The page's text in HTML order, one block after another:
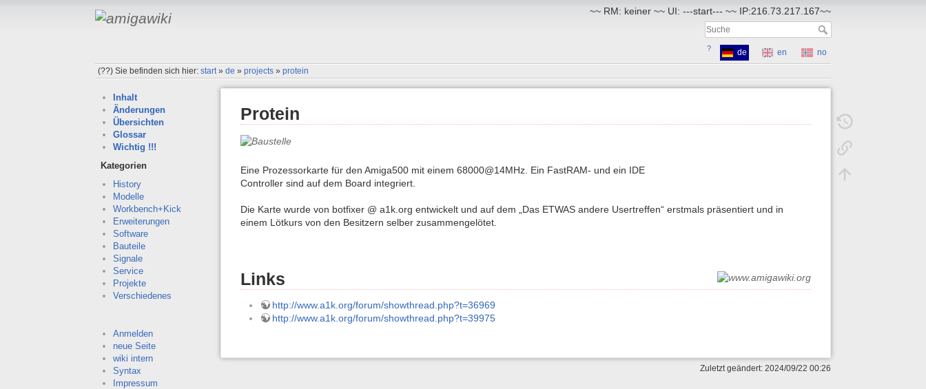
~~ RM: keiner ~~ UI: ---start--- ~~ IP:216.73.217.167~~
? de en
no
(??)Sie befinden sich hier:start»de »projects »protein
Inhalt
Änderungen
Übersichten
Glossar
Wichtig !!!
Kategorien
History
Modelle
Workbench+Kick
Erweiterungen
Software
Bauteile
Signale
Service
Projekte
Verschiedenes
Anmelden
neue Seite
wiki intern
Syntax
Impressum
Protein
Eine Prozessorkarte für den Amiga500 mit einem 68000@14MHz. Ein FastRAM- und ein IDE
Controller sind auf dem Board integriert.
Die Karte wurde von botfixer @ a1k.org entwickelt und auf dem „Das ETWAS andere Usertreffen“ erstmals präsentiert und in
einem Lötkurs von den Besitzern selber zusammengelötet.
Links
http://www.a1k.org/forum/showthread.php?t=36969
http://www.a1k.org/forum/showthread.php?t=39975
Zuletzt geändert: 2024/09/22 00:26